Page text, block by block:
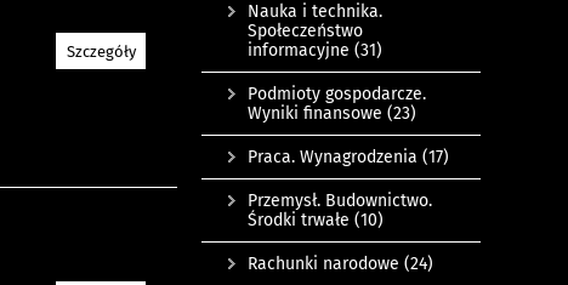
Szczegóły
Nauka i technika.
Społeczeństwo
informacyjne (31)
Podmioty gospodarcze.
Wyniki finansowe (23)
Praca. Wynagrodzenia (17)
Przemysł. Budownictwo.
Środki trwałe (10)
Rachunki narodowe (24)